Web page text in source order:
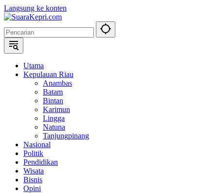
Langsung ke konten
Utama
Kepulauan Riau
Anambas
Batam
Bintan
Karimun
Lingga
Natuna
Tanjungpinang
Nasional
Politik
Pendidikan
Wisata
Bisnis
Opini